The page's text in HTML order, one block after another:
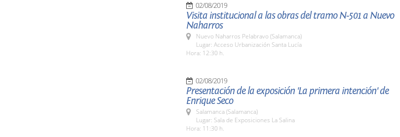
02/08/2019
Visita institucional a las obras del tramo N-501 a Nuevo
Naharros
Nuevo Naharros Pelabravo (Salamanca)
Lugar: Acceso Urbanización Santa Lucía
Hora: 12:30 h.
02/08/2019
Presentación de la exposición 'La primera intención' de
Enrique Seco
Salamanca (Salamanca)
Lugar: Sala de Exposiciones La Salina
Hora: 11:30 h.